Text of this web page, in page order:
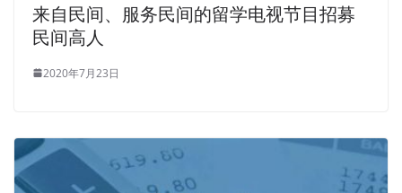
来自民间、服务民间的留学电视节目招募
民间高人
2020年7月23日